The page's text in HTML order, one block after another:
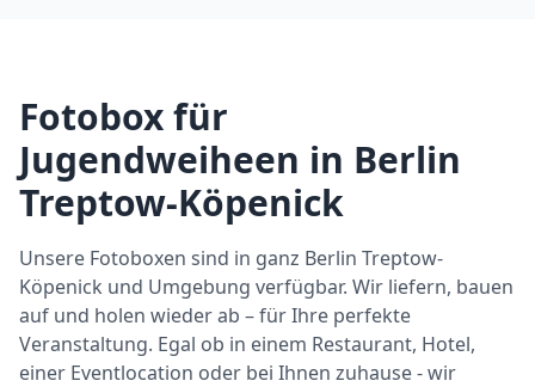
Fotobox für
Jugendweiheen in Berlin
Treptow-Köpenick
Unsere Fotoboxen sind in ganz Berlin Treptow-
Köpenick und Umgebung verfügbar. Wir liefern, bauen
auf und holen wieder ab – für Ihre perfekte
Veranstaltung. Egal ob in einem Restaurant, Hotel,
einer Eventlocation oder bei Ihnen zuhause - wir